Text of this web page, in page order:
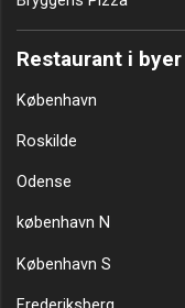
Restaurant i byer
København
Roskilde
Odense
københavn N
København S